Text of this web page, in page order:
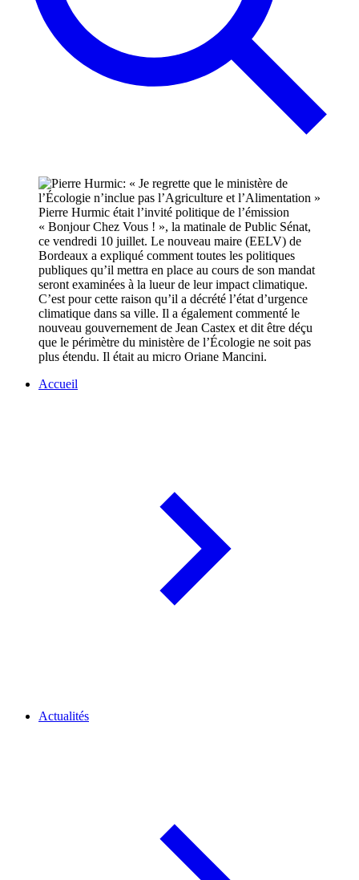
Pierre Hurmic était l’invité politique de l’émission
« Bonjour Chez Vous ! », la matinale de Public Sénat,
ce vendredi 10 juillet. Le nouveau maire (EELV) de
Bordeaux a expliqué comment toutes les politiques
publiques qu’il mettra en place au cours de son mandat
seront examinées à la lueur de leur impact climatique.
C’est pour cette raison qu’il a décrété l’état d’urgence
climatique dans sa ville. Il a également commenté le
nouveau gouvernement de Jean Castex et dit être déçu
que le périmètre du ministère de l’Écologie ne soit pas
plus étendu. Il était au micro Oriane Mancini.
Accueil
Actualités